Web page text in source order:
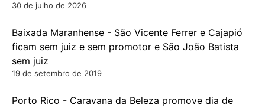
30 de julho de 2026
Baixada Maranhense - São Vicente Ferrer e Cajapió
ficam sem juiz e sem promotor e São João Batista
sem juiz
19 de setembro de 2019
Porto Rico - Caravana da Beleza promove dia de